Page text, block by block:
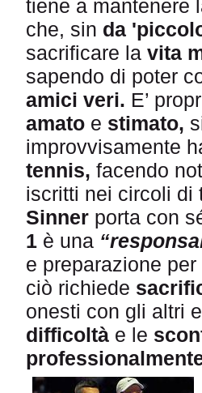
tiene a mantenere
che, sin da
sacrificare la vita
sapendo di poter
amici veri. E’
amato e stimato,
improvvisamente
tennis, facendo
iscritti nei circoli di
Sinner porta con
1 è una
e preparazione
ciò richiede
onesti con gli altri
difficoltà e le